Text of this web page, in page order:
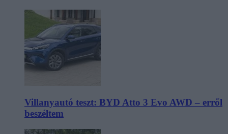
Villanyautó teszt: BYD Atto 3 Evo AWD – erről
beszéltem